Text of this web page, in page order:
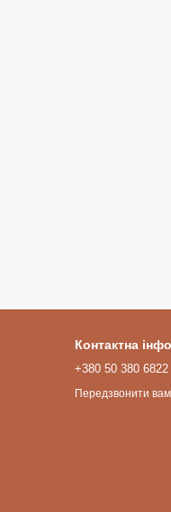
Контактна
+380 50 380 6822
Передзвонити